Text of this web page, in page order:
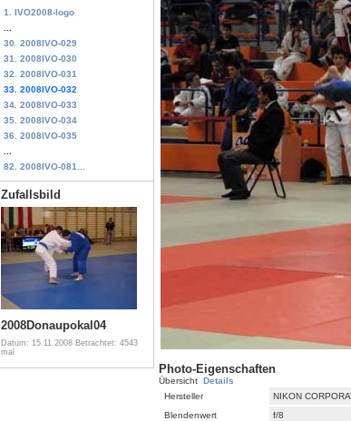
1. IVO2008-logo
30. 2008IVO-029
31. 2008IVO-030
32. 2008IVO-031
33. 2008IVO-032
34. 2008IVO-033
35. 2008IVO-034
36. 2008IVO-035
82. 2008IVO-081...
Zufallsbild
2008Donaupokal04
Datum: 15.11.2008 Betrachtet: 4543
mal
Photo-Eigenschaften
Übersicht Details
Hersteller
NIKON
Blendenwert
f/8